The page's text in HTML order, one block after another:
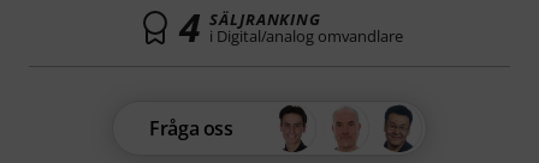
4 SÄLJRANKING
i Digital/analog omvandlare
Fråga oss